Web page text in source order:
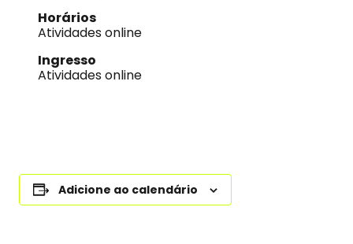
Horários
Atividades online
Ingresso
Atividades online
Adicione ao calendário